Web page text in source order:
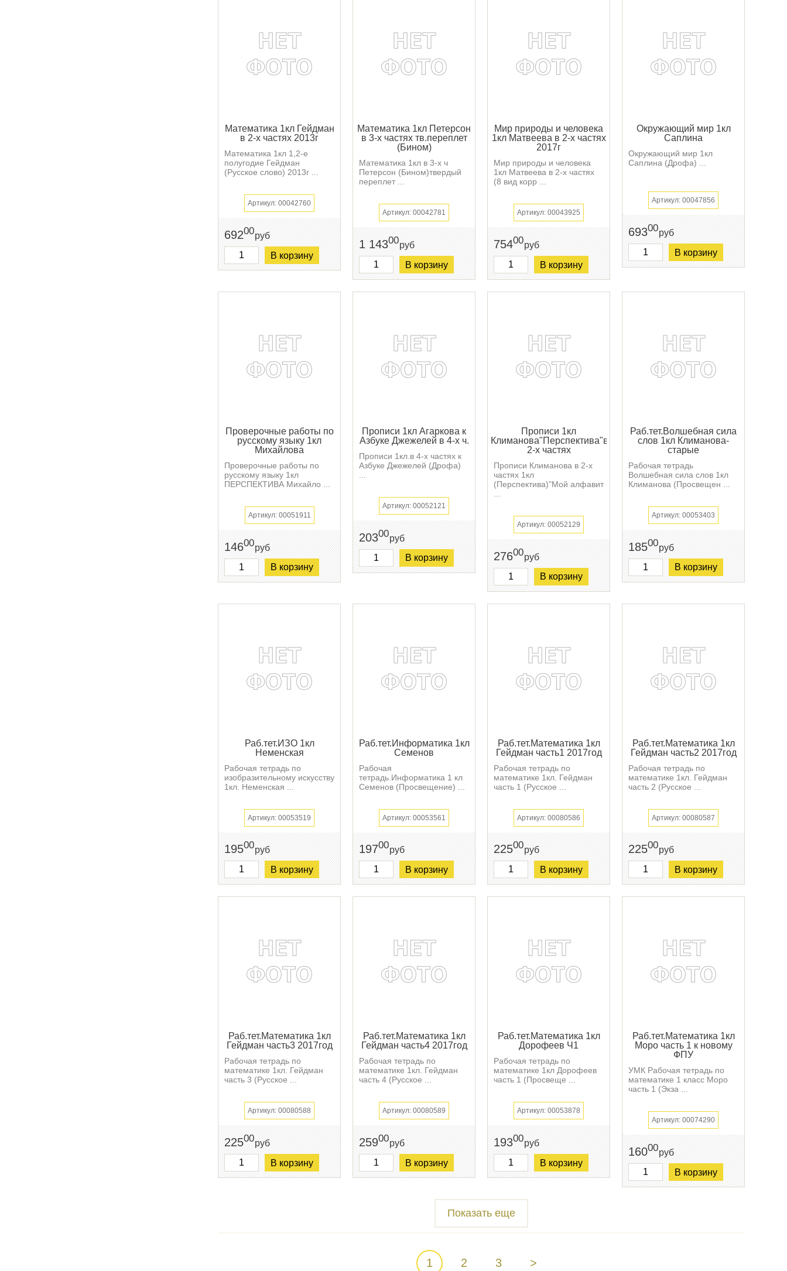
Математика 1кл Гейдман
в 2-х частях 2013г
Математика 1кл 1,2-е
полугодие Гейдман
(Русское слово) 2013г ...
Артикул: 00042760
69200руб
В корзину
Математика 1кл Петерсон
в 3-х частях тв.переплет
(Бином)
Математика 1кл в 3-х ч
Петерсон (Бином)твердый
переплет ...
Артикул: 00042781
1 14300руб
В корзину
Мир природы и человека
1кл Матвеева в 2-х частях
2017г
Мир природы и человека
1кл Матвеева в 2-х частях
(8 вид корр ...
Артикул: 00043925
75400руб
В корзину
Окружающий мир 1кл
Саплина
Окружающий мир 1кл
Саплина (Дрофа) ...
Артикул: 00047856
69300руб
В корзину
Проверочные работы по
русскому языку 1кл
Михайлова
Проверочные работы по
русскому языку 1кл
ПЕРСПЕКТИВА Михайло ...
Артикул: 00051911
14600руб
В корзину
Прописи 1кл Агаркова к
Азбуке Джежелей в 4-х ч.
Прописи 1кл.в 4-х частях к
Азбуке Джежелей (Дрофа)
Артикул: 00052121
20300руб
В корзину
Прописи 1кл
Климанова"Перспектива"в
2-х частях
Прописи Климанова в 2-х
частях 1кл
(Перспектива)"Мой алфавит
Артикул: 00052129
27600руб
В корзину
Раб.тет.Волшебная сила
слов 1кл Климанова-
старые
Рабочая тетрадь
Волшебная сила слов 1кл
Климанова (Просвещен ...
Артикул: 00053403
18500руб
В корзину
Раб.тет.ИЗО 1кл
Неменская
Рабочая тетрадь по
изобразительному искусству
1кл. Неменская ...
Артикул: 00053519
19500руб
В корзину
Раб.тет.Информатика 1кл
Семенов
Рабочая
тетрадь.Информатика 1 кл
Семенов (Просвещение) ...
Артикул: 00053561
19700руб
В корзину
Раб.тет.Математика 1кл
Гейдман часть1 2017год
Рабочая тетрадь по
математике 1кл. Гейдман
часть 1 (Русское ...
Артикул: 00080586
22500руб
В корзину
Раб.тет.Математика 1кл
Гейдман часть2 2017год
Рабочая тетрадь по
математике 1кл. Гейдман
часть 2 (Русское ...
Артикул: 00080587
22500руб
В корзину
Раб.тет.Математика 1кл
Гейдман часть3 2017год
Рабочая тетрадь по
математике 1кл. Гейдман
часть 3 (Русское ...
Артикул: 00080588
22500руб
В корзину
Раб.тет.Математика 1кл
Гейдман часть4 2017год
Рабочая тетрадь по
математике 1кл. Гейдман
часть 4 (Русское ...
Артикул: 00080589
25900руб
В корзину
Раб.тет.Математика 1кл
Дорофеев Ч1
Рабочая тетрадь по
математике 1кл Дорофеев
часть 1 (Просвеще ...
Артикул: 00053878
19300руб
В корзину
Раб.тет.Математика 1кл
Моро часть 1 к новому
ФПУ
УМК Рабочая тетрадь по
математике 1 класс Моро
часть 1 (Экза ...
Артикул: 00074290
16000руб
В корзину
Показать еще
1 2 3 >